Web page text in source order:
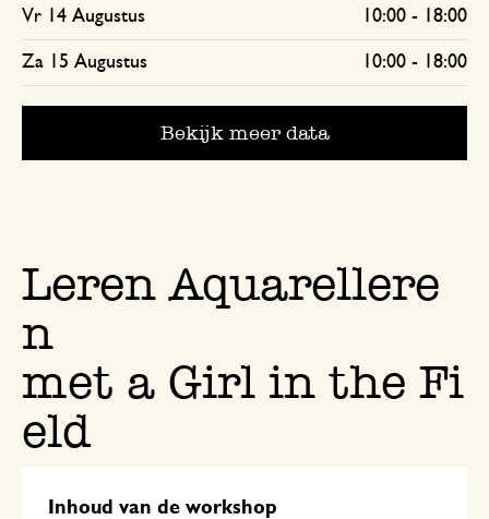
Vr 14 Augustus 10:00 - 18:00
Za 15 Augustus 10:00 - 18:00
Bekijk meer data
Leren Aquarellere
n
met a Girl in the Fi
eld
Inhoud van de workshop